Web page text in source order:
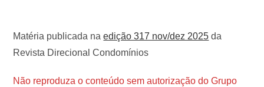
Matéria publicada naedição 317 nov/dez 2025 da
Revista Direcional Condomínios
Não reproduza o conteúdo sem autorização do Grupo